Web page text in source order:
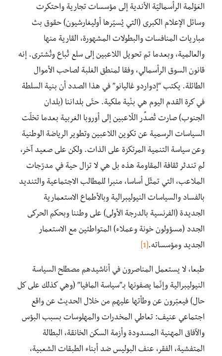
العَوْلمة الرأسماليّة الأندية إلى مؤسسات تجارية واحتكرت
وسائل الإعلام الكبرى (التي يُسيّرها أوليغارشيون) حقوق بث
مباريات المنافسات والبطولات المشهورة، القارية منها
والعالمية، وبعدما تم تحويل اللاعبين إلى سلع تُباع وتُشترى. إنه
قانون السوق الرأسمالي، وفقا لمنطق الغلبة لصاحب الأموال
الطائلة. يكتب “إدواردو غاليانو” في هذا الصدد أن بنية السلطة
في كرة القدم اليوم هي بنْية ملكية. حتّى بلداننا (بلدان
الجنوب) صارت تُصدِّر اللّاعبين إلى أوروبا الغربية بعدما تخلّت
السياسات الرسمية عن تكوين اللاعبين وتطوير الرياضة الوطنية
وعن سياسة التنمية المرتكزة على الذات. ولكن على صعيد آخر،
لم تندثر ثقافة المقاومة هذه بل هي لا تزال حية في مدرّجات
الملاعب، التي تمثّل أساسا، منبرا للمطالب الاجتماعية والتنديد
بالفساد والسياسات النيوليبرالية وبالأطماع الاستعمارية
الجديدة (الفرنسية بالدرجة الأولى) على وطننا وبحكم الحركى
الجدد (مسؤولون خونة وعملاء) المتواطئين مع الاستعمار
الجديد ومؤسساته.[1]
طبعا، لا يستعمل المناصرون في أناشيدهم مصطلح السياسة
النيوليبرالية وإنّما يصفونها بـ”سياسة المافيا” (وهي كذلك على كل
حال) فيعبّرون عن وطأتها عليهم من خلال الحديث عن واقع
اجتماعي عنيف: تعاطي المخدرات والمهلوسات بسبب البؤس
والآفاق المهنية المسدودة وأزمة السكن الخانقة، البطالة
المتفشية، الفقر، عنف البوليس ضد أبناء الطبقات الشعبية،